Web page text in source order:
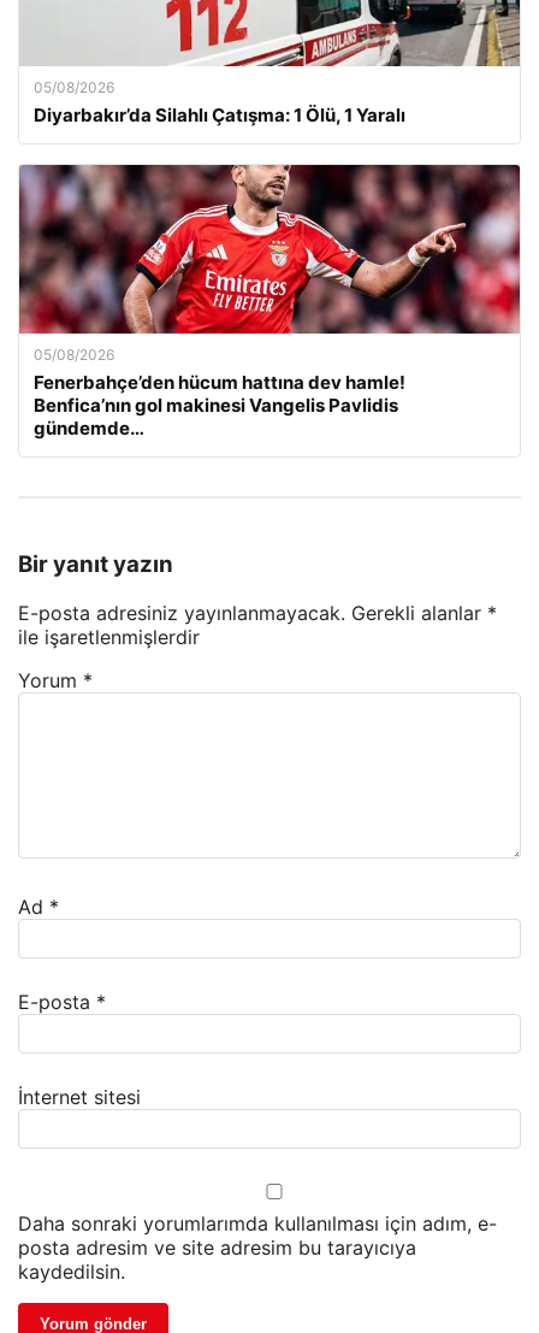
05/08/2026
Diyarbakır’da Silahlı Çatışma: 1 Ölü, 1 Yaralı
05/08/2026
Fenerbahçe’den hücum hattına dev hamle!
Benfica’nın gol makinesi Vangelis Pavlidis
gündemde…
Bir yanıt yazın
E-posta adresiniz yayınlanmayacak. Gerekli alanlar *
ile işaretlenmişlerdir
Yorum *
Ad *
E-posta *
İnternet sitesi
Daha sonraki yorumlarımda kullanılması için adım, e-
posta adresim ve site adresim bu tarayıcıya
kaydedilsin.